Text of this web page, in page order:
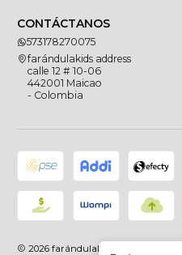
CONTÁCTANOS
573178270075
farándulakids address
calle 12 # 10-06
442001 Maicao
- Colombia
2026 farándulakids.